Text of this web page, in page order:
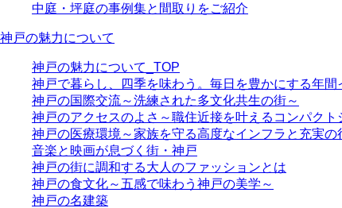
中庭・坪庭の事例集と間取りをご紹介
神戸の魅力について
神戸の魅力について_TOP
神戸で暮らし、四季を味わう。毎日を豊かにする年
神戸の国際交流～洗練された多文化共生の街～
神戸のアクセスのよさ～職住近接を叶えるコンパクト
神戸の医療環境～家族を守る高度なインフラと充実の
音楽と映画が息づく街・神戸
神戸の街に調和する大人のファッションとは
神戸の食文化～五感で味わう神戸の美学～
神戸の名建築